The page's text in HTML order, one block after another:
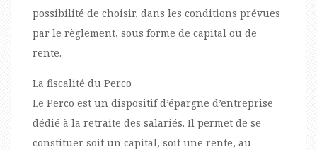
possibilité de choisir, dans les conditions prévues
par le règlement, sous forme de capital ou de
rente.
La fiscalité du Perco
Le Perco est un dispositif d’épargne d’entreprise
dédié à la retraite des salariés. Il permet de se
constituer soit un capital, soit une rente, au